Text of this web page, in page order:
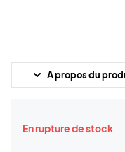
A propos du
En rupture de stock